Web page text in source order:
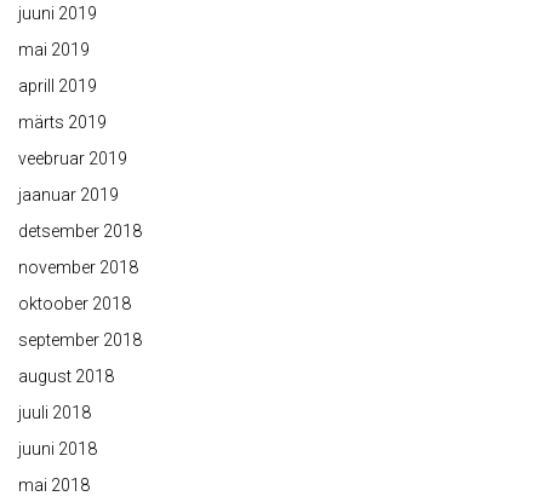
juuni 2019
mai 2019
aprill 2019
märts 2019
veebruar 2019
jaanuar 2019
detsember 2018
november 2018
oktoober 2018
september 2018
august 2018
juuli 2018
juuni 2018
mai 2018